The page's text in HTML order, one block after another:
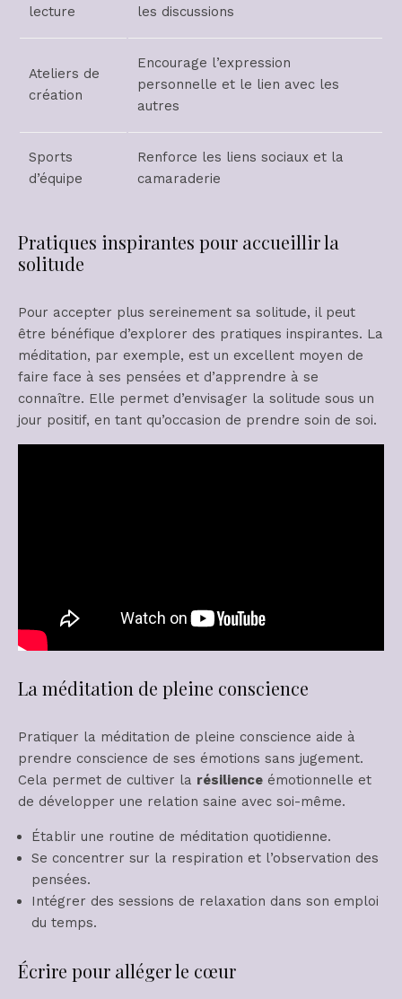
lecture
les discussions
Ateliers de
création
Encourage l’expression
personnelle et le lien avec les
autres
Sports
d’équipe
Renforce les liens sociaux et la
camaraderie
Pratiques inspirantes pour accueillir la
solitude
Pour accepter plus sereinement sa solitude, il peut
être bénéfique d’explorer des pratiques inspirantes. La
méditation, par exemple, est un excellent moyen de
faire face à ses pensées et d’apprendre à se
connaître. Elle permet d’envisager la solitude sous un
jour positif, en tant qu’occasion de prendre soin de soi.
La méditation de pleine conscience
Pratiquer la méditation de pleine conscience aide à
prendre conscience de ses émotions sans jugement.
Cela permet de cultiver la résilience émotionnelle et
de développer une relation saine avec soi-même.
Établir une routine de méditation quotidienne.
Se concentrer sur la respiration et l’observation des
pensées.
Intégrer des sessions de relaxation dans son emploi
du temps.
Écrire pour alléger le cœur